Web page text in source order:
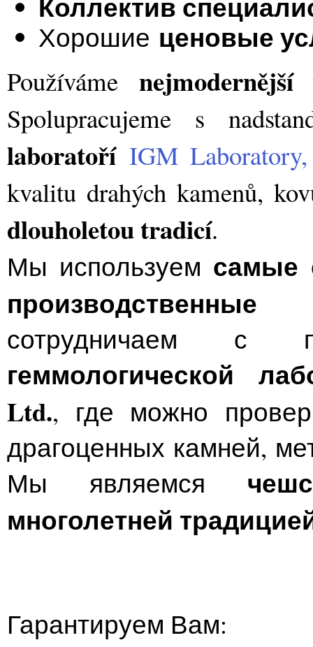
Хорошие ценовые
Používáme
Spolupracujeme s
laboratoří IGM
kvalitu drahých kamenů,
dlouholetou tradicí.
Мы используем самые
сотрудничаем с
геммологической
Ltd., где можно
драгоценных камней,
Мы являемся
многолетней
Гарантируем Вам: